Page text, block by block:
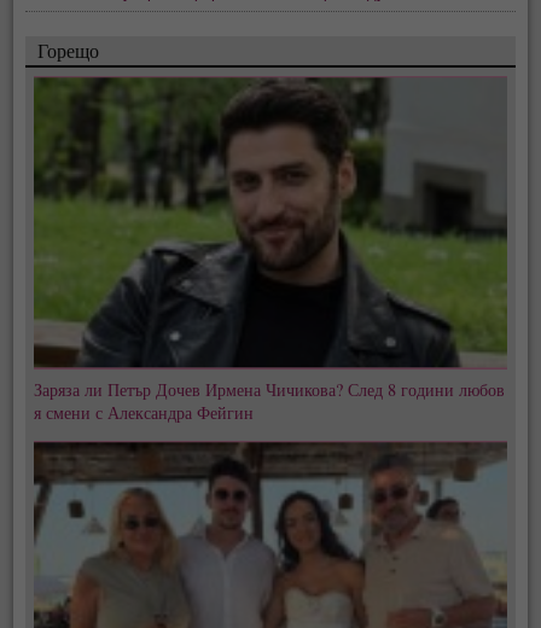
Горещо
Заряза ли Петър Дочев Ирмена Чичикова? След 8 години любов
я смени с Александра Фейгин